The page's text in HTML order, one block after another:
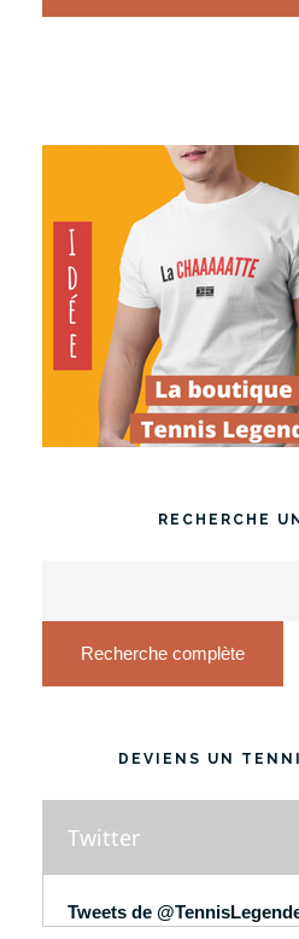
RECHERCHE
Recherche complète
DEVIENS UN
Twitter
Tweets de